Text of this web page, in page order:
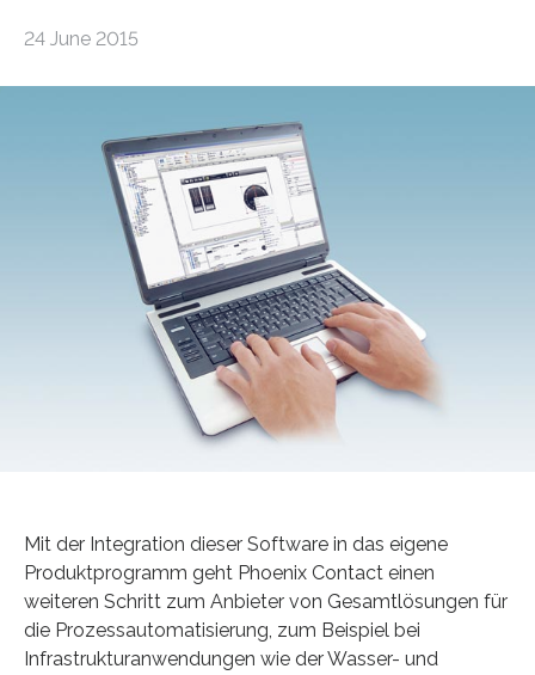
24 June 2015
Mit der Integration dieser Software in das eigene
Produktprogramm geht Phoenix Contact einen
weiteren Schritt zum Anbieter von Gesamtlösungen für
die Prozessautomatisierung, zum Beispiel bei
Infrastrukturanwendungen wie der Wasser- und